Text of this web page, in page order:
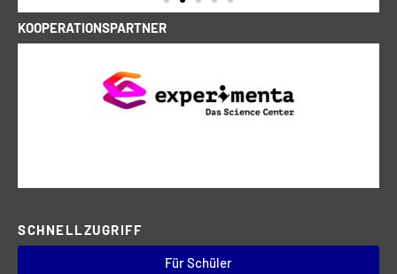
KOOPERATIONSPARTNER
SCHNELLZUGRIFF
Für Schüler